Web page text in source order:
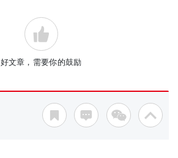
好文章，需要你的鼓励